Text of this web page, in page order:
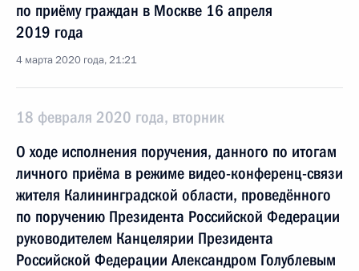
по приёму граждан в Москве 16 апреля
2019 года
4 марта 2020 года, 21:21
18 февраля 2020 года, вторник
О ходе исполнения поручения, данного по итогам
личного приёма в режиме видео-конференц-связи
жителя Калининградской области, проведённого
по поручению Президента Российской Федерации
руководителем Канцелярии Президента
Российской Федерации Александром Голублевым